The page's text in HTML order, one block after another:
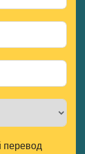
перевод